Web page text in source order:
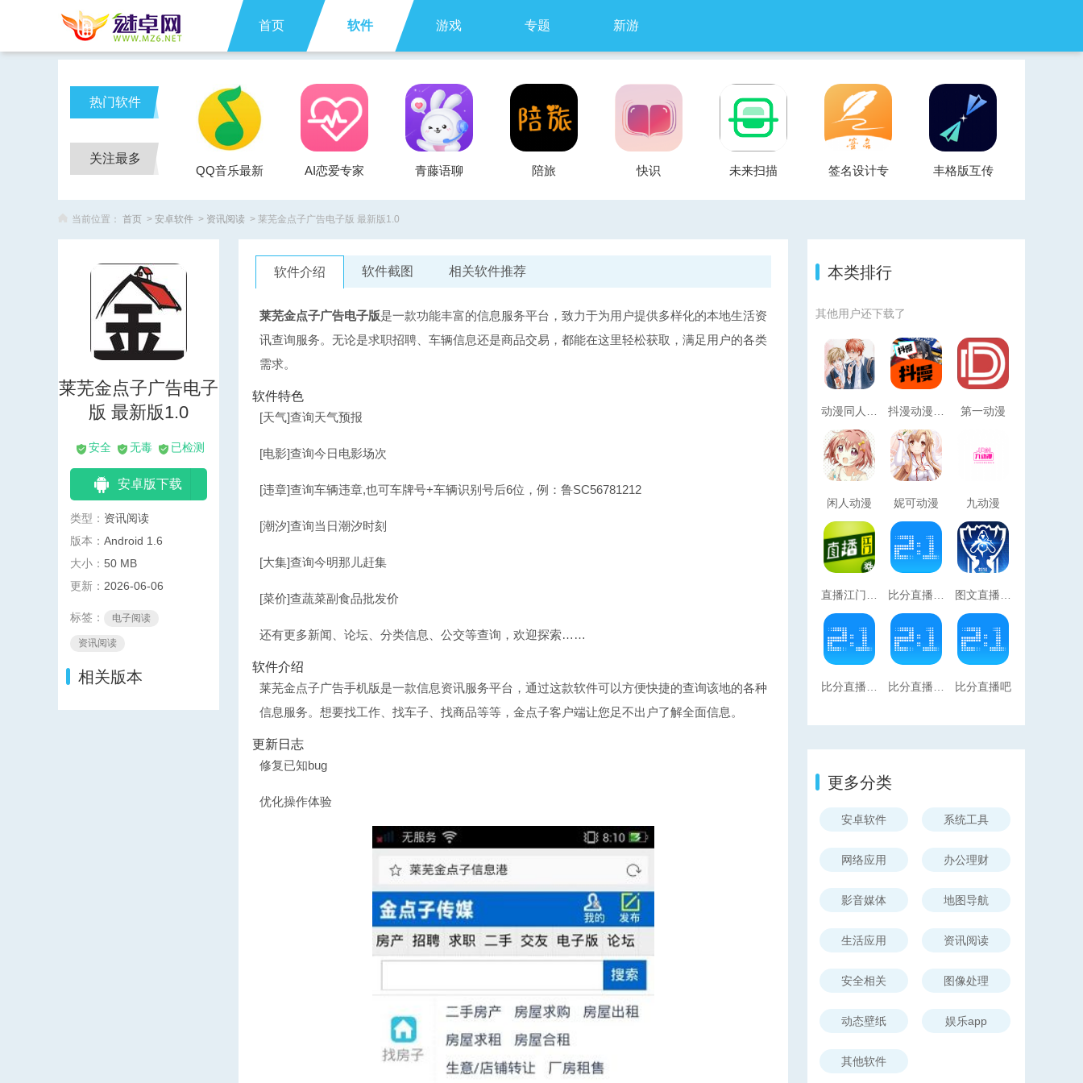
首页 软件 游戏 专题 新游
热门软件
关注最多
QQ音乐最新
版
AI恋爱专家 青藤语聊 陪旅 快识 未来扫描 签名设计专
家
丰格版互传
一键换机
当前位置： 首页 > 安卓软件 > 资讯阅读 > 莱芜金点子广告电子版 最新版1.0
莱芜金点子广告电子
版 最新版1.0
安全 无毒 已检测
安卓版下载
类型： 资讯阅读
版本： Android 1.6
大小： 50 MB
更新： 2026-06-06
标签： 电子阅读
资讯阅读
相关版本
软件介绍 软件截图 相关软件推荐
莱芜金点子广告电子版是一款功能丰富的信息服务平台，致力于为用户提供多样化的本地生活资
讯查询服务。无论是求职招聘、车辆信息还是商品交易，都能在这里轻松获取，满足用户的各类
需求。
软件特色
[天气]查询天气预报
[电影]查询今日电影场次
[违章]查询车辆违章,也可车牌号+车辆识别号后6位，例：鲁SC56781212
[潮汐]查询当日潮汐时刻
[大集]查询今明那儿赶集
[菜价]查蔬菜副食品批发价
还有更多新闻、论坛、分类信息、公交等查询，欢迎探索……
软件介绍
莱芜金点子广告手机版是一款信息资讯服务平台，通过这款软件可以方便快捷的查询该地的各种
信息服务。想要找工作、找车子、找商品等等，金点子客户端让您足不出户了解全面信息。
更新日志
修复已知bug
优化操作体验
本类排行
其他用户还下载了
第一动漫
闲人动漫 妮可动漫 九动漫
比分直播吧
更多分类
安卓软件 系统工具
网络应用 办公理财
影音媒体 地图导航
生活应用 资讯阅读
安全相关 图像处理
动态壁纸 娱乐app
其他软件